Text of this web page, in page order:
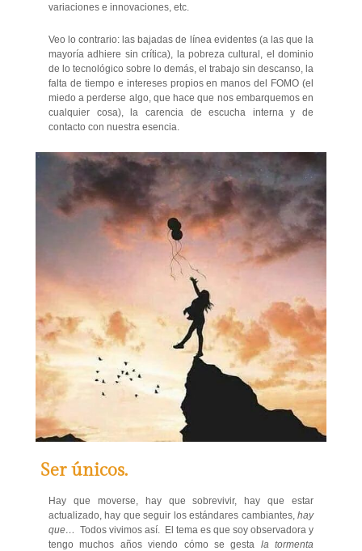
variaciones e innovaciones, etc.
Veo lo contrario: las bajadas de línea evidentes (a las que la
mayoría adhiere sin crítica), la pobreza cultural, el dominio
de lo tecnológico sobre lo demás, el trabajo sin descanso, la
falta de tiempo e intereses propios en manos del FOMO (el
miedo a perderse algo, que hace que nos embarquemos en
cualquier cosa), la carencia de escucha interna y de
contacto con nuestra esencia.
Ser únicos.
Hay que moverse, hay que sobrevivir, hay que estar
actualizado, hay que seguir los estándares cambiantes, hay
que… Todos vivimos así. El tema es que soy observadora y
tengo muchos años viendo cómo se gesta la tormenta